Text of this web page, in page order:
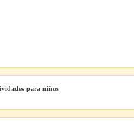
para niños